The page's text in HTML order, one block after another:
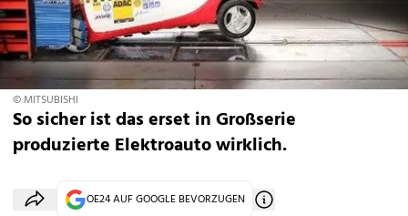
© MITSUBISHI
So sicher ist das erset in Großserie
produzierte Elektroauto wirklich.
OE24 AUF GOOGLE BEVORZUGEN